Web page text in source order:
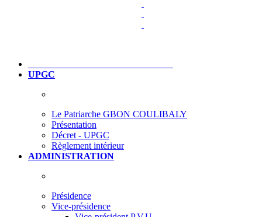
UPGC
Le Patriarche GBON COULIBALY
Présentation
Décret - UPGC
Règlement intérieur
ADMINISTRATION
Présidence
Vice-présidence